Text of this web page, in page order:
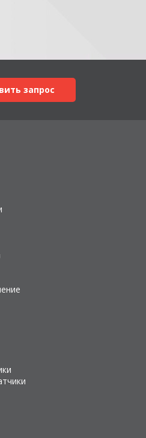
запрос